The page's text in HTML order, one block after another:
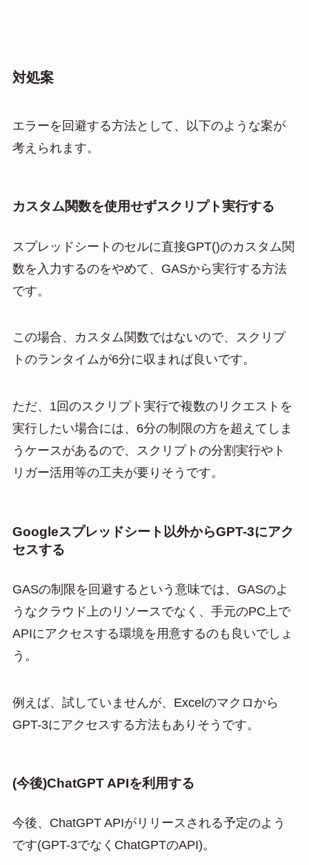
対処案
エラーを回避する方法として、以下のような案が
考えられます。
カスタム関数を使用せずスクリプト実行する
スプレッドシートのセルに直接GPT()のカスタム関
数を入力するのをやめて、GASから実行する方法
です。
この場合、カスタム関数ではないので、スクリプ
トのランタイムが6分に収まれば良いです。
ただ、1回のスクリプト実行で複数のリクエストを
実行したい場合には、6分の制限の方を超えてしま
うケースがあるので、スクリプトの分割実行やト
リガー活用等の工夫が要りそうです。
Googleスプレッドシート以外からGPT-3にアク
セスする
GASの制限を回避するという意味では、GASのよ
うなクラウド上のリソースでなく、手元のPC上で
APIにアクセスする環境を用意するのも良いでしょ
う。
例えば、試していませんが、Excelのマクロから
GPT-3にアクセスする方法もありそうです。
(今後)ChatGPT APIを利用する
今後、ChatGPT APIがリリースされる予定のよう
です(GPT-3でなくChatGPTのAPI)。